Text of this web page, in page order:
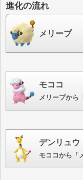
進化の流れ
メリープ
モココ
メリープから
デンリュウ
モココから「